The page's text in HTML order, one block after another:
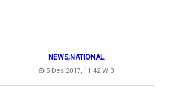
NEWS,NATIONAL
5 Des 2017, 11:42 WIB